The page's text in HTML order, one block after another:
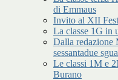
di Emmaus
Invito al XII
La classe 1G in
Dalla
sessantadue
Le classi 1M e
Burano